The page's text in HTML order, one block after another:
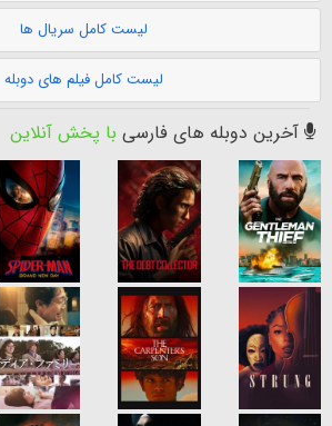
لیست کامل سریال ها
لیست کامل فیلم های دوبله
آخرین دوبله های فارسی با پخش آنلاین